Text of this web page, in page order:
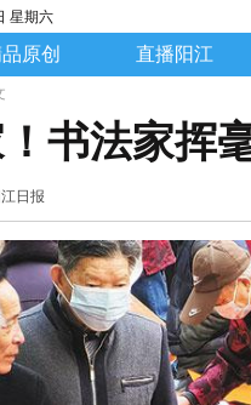
星期六
原创 直播阳江
书法家挥
日报